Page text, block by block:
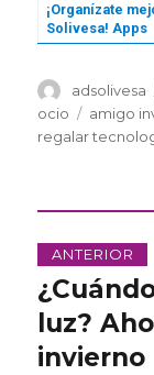
¡Organízate
Solivesa! Apps
Autor
adsolivesa
ocio
amigo
regalar
de
ANTERIOR
Entrada
anterior:
luz?
invierno